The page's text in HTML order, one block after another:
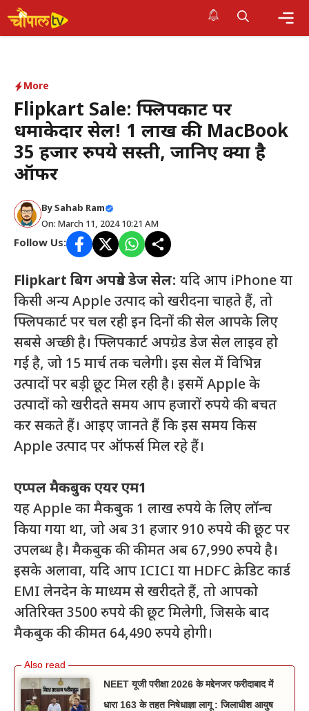
Skip
to
More
Flipkart Sale: फ्लिपकार्ट पर
धमाकेदार सेल! 1 लाख की MacBook
35 हजार रुपये सस्ती, जानिए क्या है
ऑफर
By Sahab Ram
On: March 11, 2024 10:21 AM
Follow Us:
Flipkart बिग अपग्रेड डेज सेल: यदि आप iPhone या
किसी अन्य Apple उत्पाद को खरीदना चाहते हैं, तो
फ्लिपकार्ट पर चल रही इन दिनों की सेल आपके लिए
सबसे अच्छी है। फ्लिपकार्ट अपग्रेड डेज सेल लाइव हो
गई है, जो 15 मार्च तक चलेगी। इस सेल में विभिन्न
उत्पादों पर बड़ी छूट मिल रही है। इसमें Apple के
उत्पादों को खरीदते समय आप हजारों रुपये की बचत
कर सकते हैं। आइए जानते हैं कि इस समय किस
Apple उत्पाद पर ऑफर्स मिल रहे हैं।
एप्पल मैकबुक एयर एम1
यह Apple का मैकबुक 1 लाख रुपये के लिए लॉन्च
किया गया था, जो अब 31 हजार 910 रुपये की छूट पर
उपलब्ध है। मैकबुक की कीमत अब 67,990 रुपये है।
इसके अलावा, यदि आप ICICI या HDFC क्रेडिट कार्ड
EMI लेनदेन के माध्यम से खरीदते हैं, तो आपको
अतिरिक्त 3500 रुपये की छूट मिलेगी, जिसके बाद
मैकबुक की कीमत 64,490 रुपये होगी।
NEET यूजी परीक्षा 2026 के मद्देनजर फरीदाबाद में
धारा 163 के तहत निषेधाज्ञा लागू : जिलाधीश आयुष